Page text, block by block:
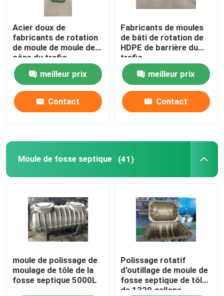
Oven Moveable Shuttle Machine
Machine de bâti de rotation de carrousel
Machine de réutilisation en plastique de pelletisation
Roto a moulé des produits
Équipement auxiliaire
Sac imperméable de voyage
Acier doux de
fabricants de rotation
de moule de moule de
cône du trafic
meilleur prix
Contact
Fabricants de moules
de bâti de rotation de
HDPE de barrière du
trafic
meilleur prix
Contact
Moule de fosse septique (41)
moule de polissage de
moulage de tôle de la
fosse septique 5000L
Polissage rotatif
d'outillage de moule de
fosse septique de tôle
de 1320 gallons